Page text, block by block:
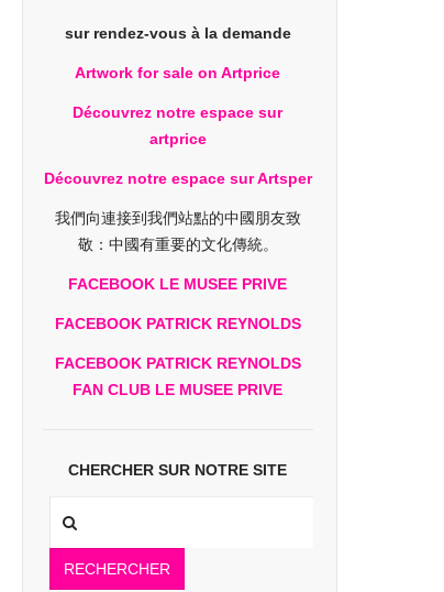
sur rendez-vous à la demande
Artwork for sale on Artprice
Découvrez notre espace sur
artprice
Découvrez notre espace sur Artsper
我們向連接到我們站點的中國朋友致
敬：中國有重要的文化傳統。
FACEBOOK LE MUSEE PRIVE
FACEBOOK PATRICK REYNOLDS
FACEBOOK PATRICK REYNOLDS
FAN CLUB LE MUSEE PRIVE
CHERCHER SUR NOTRE SITE
RECHERCHER